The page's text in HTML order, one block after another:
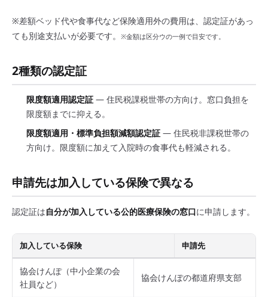
※差額ベッド代や食事代など保険適用外の費用は、認定証があっ
ても別途支払いが必要です。 ※金額は区分ウの一例で目安です。
2種類の認定証
限度額適用認定証 — 住民税課税世帯の方向け。窓口負担を
限度額までに抑える。
限度額適用・標準負担額減額認定証 — 住民税非課税世帯の
方向け。限度額に加えて入院時の食事代も軽減される。
申請先は加入している保険で異なる
認定証は自分が加入している公的医療保険の窓口に申請します。
加入している保険 申請先
協会けんぽ（中小企業の会
社員など）
協会けんぽの都道府県支部